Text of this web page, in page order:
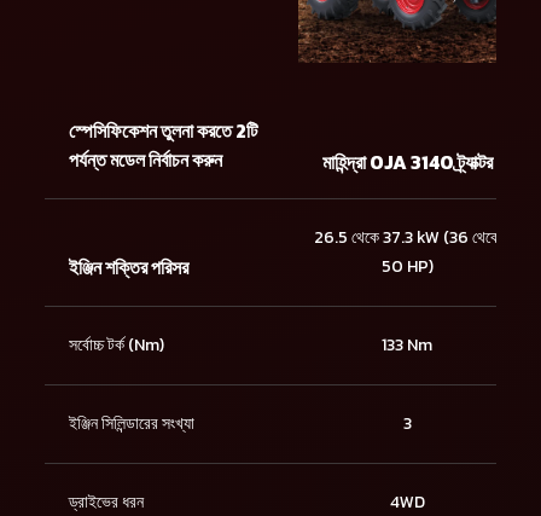
স্পেসিফিকেশন তুলনা করতে 2টি
পর্যন্ত মডেল নির্বাচন করুন
মাহিন্দ্রা OJA 3140 ট্র্যাক্টর
ইঞ্জিন শক্তির পরিসর
26.5 থেকে 37.3 kW (36 থেকে
50 HP)
সর্বোচ্চ টর্ক (Nm) 133 Nm
ইঞ্জিন সিলিন্ডারের সংখ্যা 3
ড্রাইভের ধরন 4WD